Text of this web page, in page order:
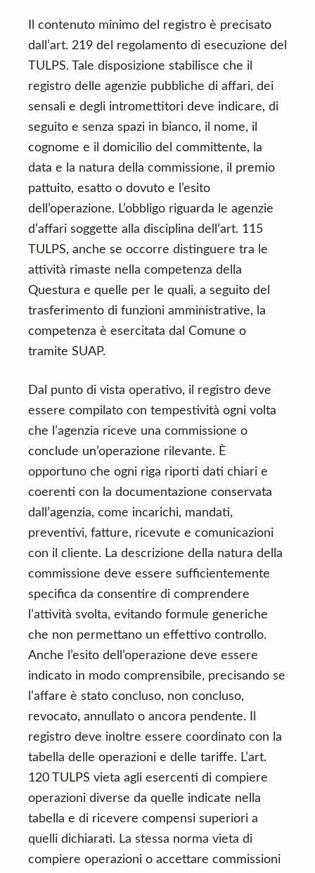
Il contenuto minimo del registro è precisato
dall’art. 219 del regolamento di esecuzione del
TULPS. Tale disposizione stabilisce che il
registro delle agenzie pubbliche di affari, dei
sensali e degli intromettitori deve indicare, di
seguito e senza spazi in bianco, il nome, il
cognome e il domicilio del committente, la
data e la natura della commissione, il premio
pattuito, esatto o dovuto e l’esito
dell’operazione. L’obbligo riguarda le agenzie
d’affari soggette alla disciplina dell’art. 115
TULPS, anche se occorre distinguere tra le
attività rimaste nella competenza della
Questura e quelle per le quali, a seguito del
trasferimento di funzioni amministrative, la
competenza è esercitata dal Comune o
tramite SUAP.
Dal punto di vista operativo, il registro deve
essere compilato con tempestività ogni volta
che l’agenzia riceve una commissione o
conclude un’operazione rilevante. È
opportuno che ogni riga riporti dati chiari e
coerenti con la documentazione conservata
dall’agenzia, come incarichi, mandati,
preventivi, fatture, ricevute e comunicazioni
con il cliente. La descrizione della natura della
commissione deve essere sufficientemente
specifica da consentire di comprendere
l’attività svolta, evitando formule generiche
che non permettano un effettivo controllo.
Anche l’esito dell’operazione deve essere
indicato in modo comprensibile, precisando se
l’affare è stato concluso, non concluso,
revocato, annullato o ancora pendente. Il
registro deve inoltre essere coordinato con la
tabella delle operazioni e delle tariffe. L’art.
120 TULPS vieta agli esercenti di compiere
operazioni diverse da quelle indicate nella
tabella e di ricevere compensi superiori a
quelli dichiarati. La stessa norma vieta di
compiere operazioni o accettare commissioni